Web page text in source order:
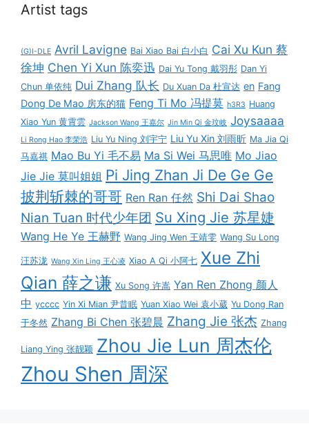
Artist tags
(G)I-DLE Avril Lavigne Bai Xiao Bai 白小白 Cai Xu Kun 蔡
徐坤 Chen Yi Xun 陈奕迅 Dai Yu Tong 戴羽彤 Dan Yi
Chun 单依纯 Dui Zhang 队长 Du Xuan Da 杜宣达 en Fang
Dong De Mao 房东的猫 Feng Ti Mo 冯提莫 h3R3 Huang
Xiao Yun 黄霄雲 Jackson Wang 王嘉尔 Jin Min Qi 金玟岐 Joysaaaa
Li Rong Hao 李荣浩 Liu Yu Ning 刘宇宁 Liu Yu Xin 刘雨昕 Ma Jia Qi
马嘉祺 Mao Bu Yi 毛不易 Ma Si Wei 马思唯 Mo Jiao
Jie Jie 莫叫姐姐 Pi Jing Zhan Ji De Ge Ge
披荆斩棘的哥哥 Ren Ran 任然 Shi Dai Shao
Nian Tuan 时代少年团 Su Xing Jie 苏星婕
Wang He Ye 王赫野 Wang Jing Wen 王靖雯 Wang Su Long
汪苏泷 Wang Xin Ling 王心凌 Xiao A Qi 小阿七 Xue Zhi
Qian 薛之谦 Xu Song 许嵩 Yan Ren Zhong 颜人
中 ycccc Yin Xi Mian 尹昔眠 Yuan Xiao Wei 袁小葳 Yu Dong Ran
于冬然 Zhang Bi Chen 张碧晨 Zhang Jie 张杰 Zhang
Liang Ying 张靓颖 Zhou Jie Lun 周杰伦
Zhou Shen 周深